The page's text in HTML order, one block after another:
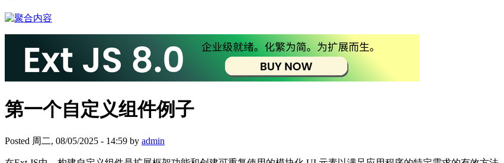
第一个自定义组件例子
Posted 周二, 08/05/2025 - 14:59 by admin